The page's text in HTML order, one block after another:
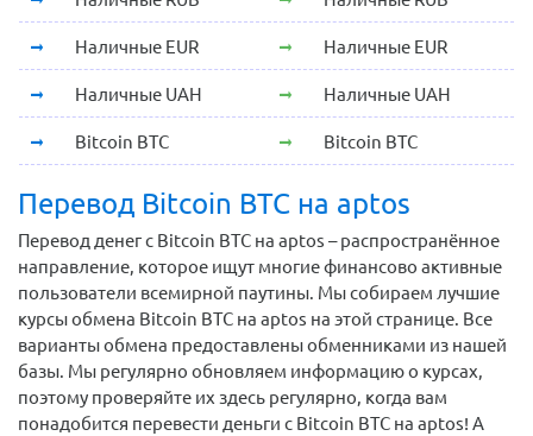
Наличные EUR Наличные EUR
Наличные UAH Наличные UAH
Bitcoin BTC Bitcoin BTC
Перевод Bitcoin BTC на aptos
Перевод денег с Bitcoin BTC на aptos – распространённое
направление, которое ищут многие финансово активные
пользователи всемирной паутины. Мы собираем лучшие
курсы обмена Bitcoin BTC на aptos на этой странице. Все
варианты обмена предоставлены обменниками из нашей
базы. Мы регулярно обновляем информацию о курсах,
поэтому проверяйте их здесь регулярно, когда вам
понадобится перевести деньги с Bitcoin BTC на aptos! А